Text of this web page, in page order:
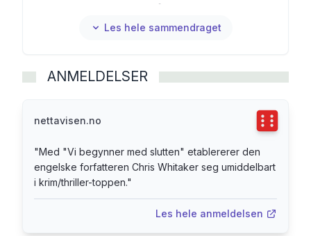
Duchess og Robin. Men er det nok? Nå, 30 år
begynner med slutten er en roman helt utenom
i, og de vi selv skaper.
«(...) ei fantastisk, troverdig, men likevel utrolig
kjærlighetshistorie - på så mange plan, som gjør
dette til en strålende roman på mange nivå.»
[Terningkast 6] Tor Hammerø, Nettavisen
« Usedvanlig god ... en gråtevakker,
Les hele sammendraget
ANMELDELSER
nettavisen.no
"Med "Vi begynner med slutten" etablererer den
engelske forfatteren Chris Whitaker seg umiddelbart
i krim/thriller-toppen."
Les hele anmeldelsen